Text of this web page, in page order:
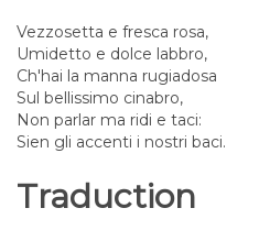
Vezzosetta e fresca rosa,
Umidetto e dolce labbro,
Ch'hai la manna rugiadosa
Sul bellissimo cinabro,
Non parlar ma ridi e taci:
Sien gli accenti i nostri baci.
Traduction